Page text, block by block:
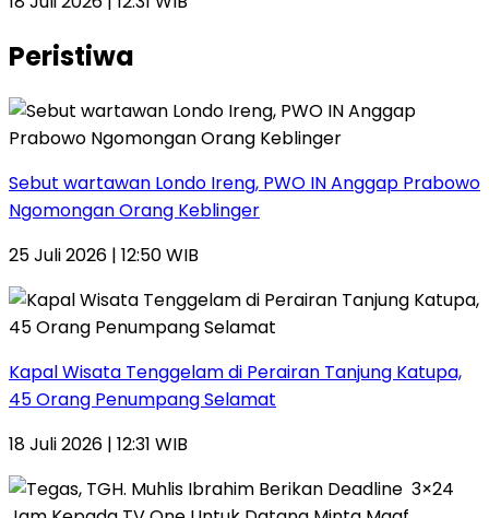
Peristiwa
Sebut wartawan Londo Ireng, PWO IN Anggap Prabowo
Ngomongan Orang Keblinger
25 Juli 2026 | 12:50 WIB
Kapal Wisata Tenggelam di Perairan Tanjung Katupa,
45 Orang Penumpang Selamat
18 Juli 2026 | 12:31 WIB